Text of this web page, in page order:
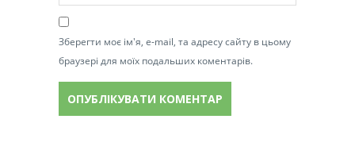
Зберегти моє ім'я, e-mail, та адресу сайту в цьому
браузері для моїх подальших коментарів.